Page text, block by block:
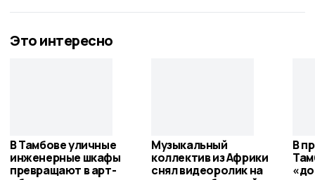
Это интересно
В Тамбове уличные
инженерные шкафы
превращают в арт-
Музыкальный
коллектив из Африки
снял видеоролик на
В